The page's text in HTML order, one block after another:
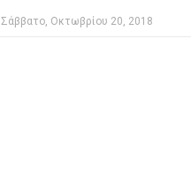
Σάββατο, Οκτωβρίου 20, 2018